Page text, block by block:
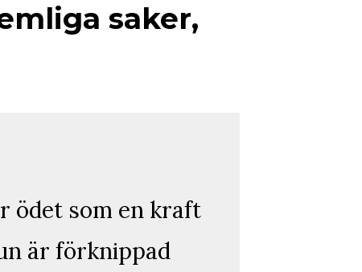
saker,
ödet som en kraft
är förknippad